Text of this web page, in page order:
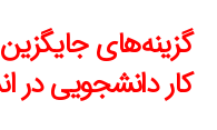
گزینه‌های
کار دانشجویی در